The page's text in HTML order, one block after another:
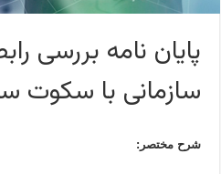
پایان نامه بررسی
سازمانی با سکوت
شرح مختصر: